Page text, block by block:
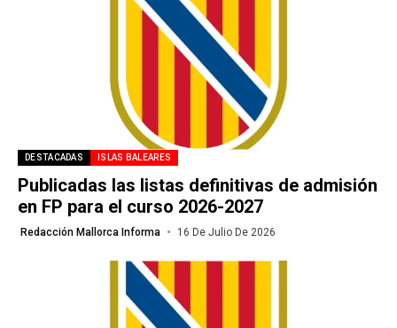
DESTACADAS ISLAS BALEARES
Publicadas las listas definitivas de admisión
en FP para el curso 2026-2027
Redacción Mallorca Informa 16 De Julio De 2026